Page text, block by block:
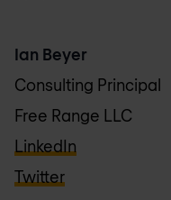
Ian Beyer
Consulting Principal
Free Range LLC
LinkedIn
Twitter